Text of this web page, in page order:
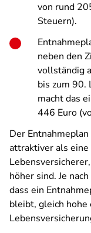
von rund
Steuern).
neben den
vollständig
bis zum 90.
macht das
446 Euro
Der
attraktiver als
höher sind. Je
dass ein
bleibt, gleich